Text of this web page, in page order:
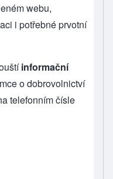
webu,
i potřebné prvotní
informační
o dobrovolnictví
telefonním čísle